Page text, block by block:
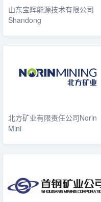
山东宝辉能源技术有限公司
Shandong
北方矿业有限责任公司Norin
Mini